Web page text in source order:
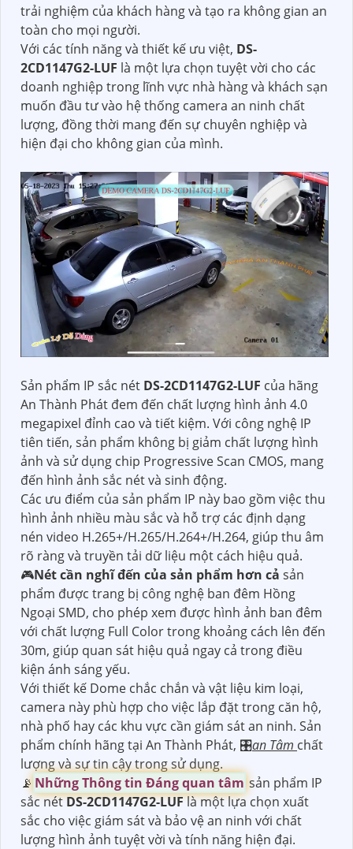
trải nghiệm của khách hàng và tạo ra không gian an
toàn cho mọi người.
Với các tính năng và thiết kế ưu việt, DS-
2CD1147G2-LUF là một lựa chọn tuyệt vời cho các
doanh nghiệp trong lĩnh vực nhà hàng và khách sạn
muốn đầu tư vào hệ thống camera an ninh chất
lượng, đồng thời mang đến sự chuyên nghiệp và
hiện đại cho không gian của mình.
Sản phẩm IP sắc nét DS-2CD1147G2-LUF của hãng
An Thành Phát đem đến chất lượng hình ảnh 4.0
megapixel đỉnh cao và tiết kiệm. Với công nghệ IP
tiên tiến, sản phẩm không bị giảm chất lượng hình
ảnh và sử dụng chip Progressive Scan CMOS, mang
đến hình ảnh sắc nét và sinh động.
Các ưu điểm của sản phẩm IP này bao gồm việc thu
hình ảnh nhiều màu sắc và hỗ trợ các định dạng
nén video H.265+/H.265/H.264+/H.264, giúp thu âm
rõ ràng và truyền tải dữ liệu một cách hiệu quả.
🎮Nét cần nghĩ đến của sản phẩm hơn cả sản
phẩm được trang bị công nghệ ban đêm Hồng
Ngoại SMD, cho phép xem được hình ảnh ban đêm
với chất lượng Full Color trong khoảng cách lên đến
30m, giúp quan sát hiệu quả ngay cả trong điều
kiện ánh sáng yếu.
Với thiết kế Dome chắc chắn và vật liệu kim loại,
camera này phù hợp cho việc lắp đặt trong căn hộ,
nhà phố hay các khu vực cần giám sát an ninh. Sản
phẩm chính hãng tại An Thành Phát, 🎛an Tâm chất
lượng và sự tin cậy trong sử dụng.
📡 Những Thông tin Đáng quan tâm sản phẩm IP
sắc nétDS-2CD1147G2-LUFlà một lựa chọn xuất
sắc cho việc giám sát và bảo vệ an ninh với chất
lượng hình ảnh tuyệt vời và tính năng hiện đại.